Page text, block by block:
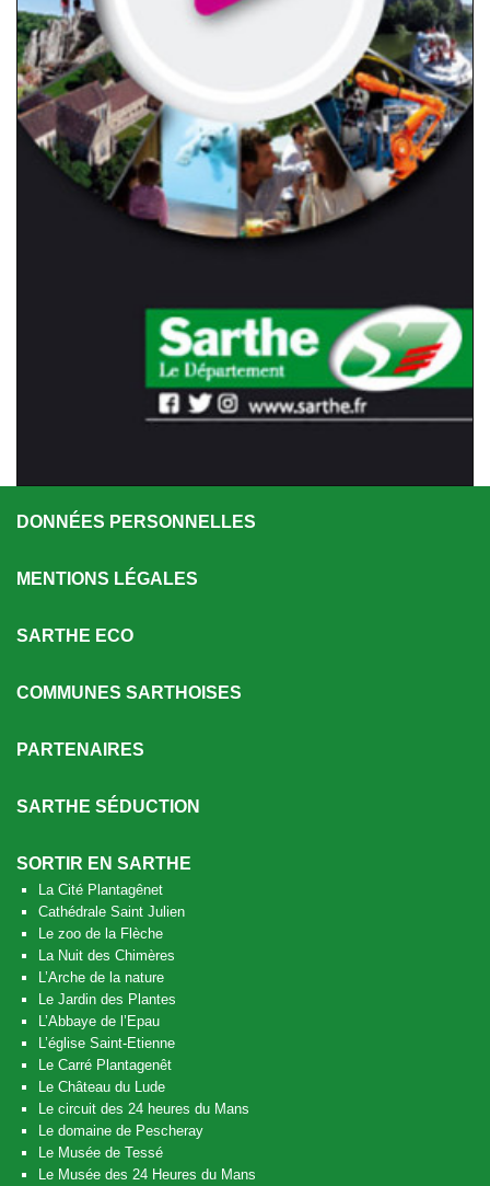
DONNÉES PERSONNELLES
MENTIONS LÉGALES
SARTHE ECO
COMMUNES SARTHOISES
PARTENAIRES
SARTHE SÉDUCTION
SORTIR EN SARTHE
La Cité Plantagênet
Cathédrale Saint Julien
Le zoo de la Flèche
La Nuit des Chimères
L’Arche de la nature
Le Jardin des Plantes
L’Abbaye de l’Epau
L’église Saint-Etienne
Le Carré Plantagenêt
Le Château du Lude
Le circuit des 24 heures du Mans
Le domaine de Pescheray
Le Musée de Tessé
Le Musée des 24 Heures du Mans